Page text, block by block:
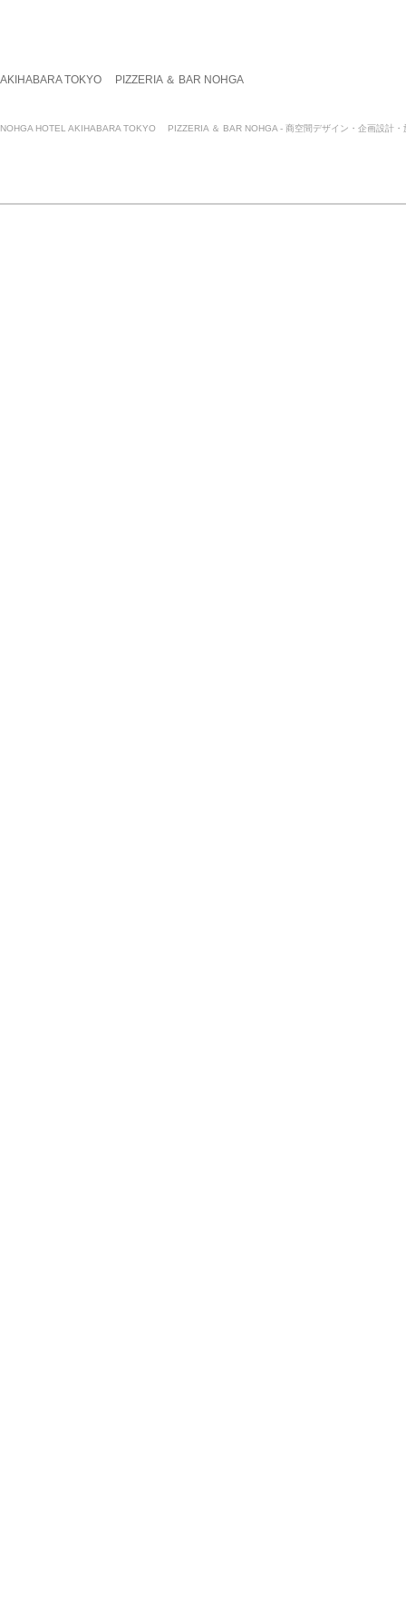
AKIHABARA TOKYO PIZZERIA ＆ BAR NOHGA
NOHGA HOTEL AKIHABARA TOKYO PIZZERIA ＆ BAR NOHGA - 商空間デザイン・企画設計